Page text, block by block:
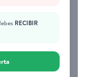
RECIBIR